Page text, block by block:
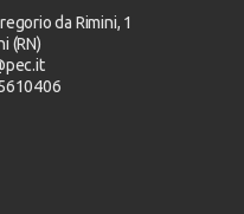
da Rimini, 1
(RN)